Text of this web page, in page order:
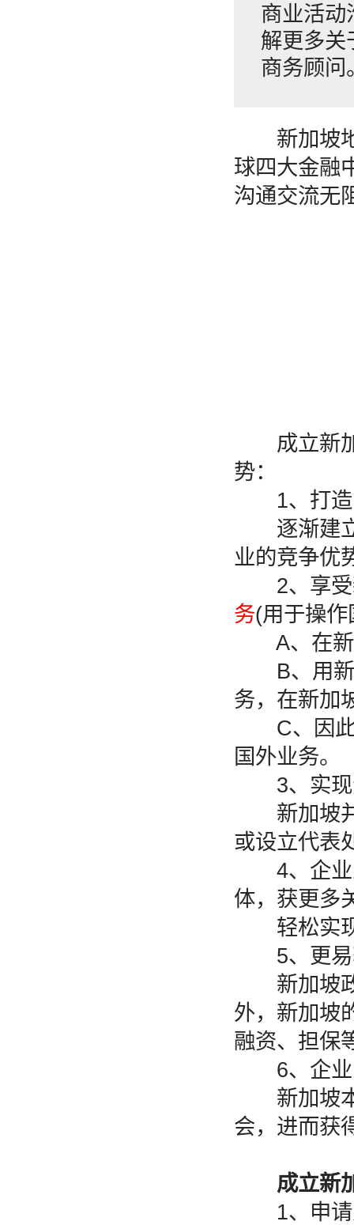
商业活动
解更多关
商务顾问
新加坡地
球四大金融
沟通交流无
成立新加
势：
1、打造
逐渐建立
业的竞争优
2、享受
务(用于操
A、在新
B、用新
务，在新加
C、因此
国外业务。
3、实现
新加坡并
或设立代表
4、企业
体，获更多
轻松实现
5、更易
新加坡政
外，新加坡
融资、担保
6、企业
新加坡本
会，进而获
成立新
1、申请